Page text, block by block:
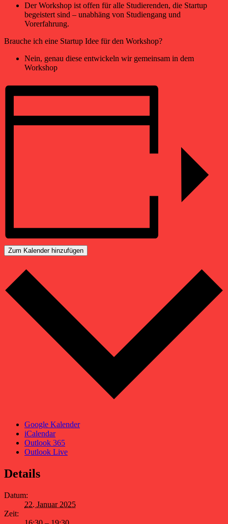
Der Workshop ist offen für alle Studierenden, die Startup
begeistert sind – unabhäng von Studiengang und
Vorerfahrung.
Brauche ich eine Startup Idee für den Workshop?
Nein, genau diese entwickeln wir gemeinsam in dem
Workshop
Zum Kalender hinzufügen
Google Kalender
iCalendar
Outlook 365
Outlook Live
Details
Datum:
22. Januar 2025
Zeit: